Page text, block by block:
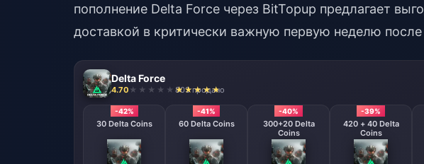
пополнение Delta Force через BitTopup предлагает
доставкой в критически важную первую неделю после
Delta Force
4.70 803 продано
-42%
30 Delta Coins
-41%
60 Delta Coins
-40%
300+20 Delta
Coins
-39%
420 + 40 Delta
Coins